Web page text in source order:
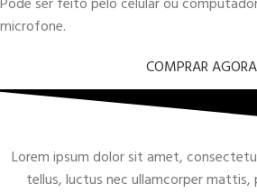
microfone.
COMPRAR AGORA
Lorem ipsum dolor sit amet,
tellus, luctus nec ullamcorper mattis,